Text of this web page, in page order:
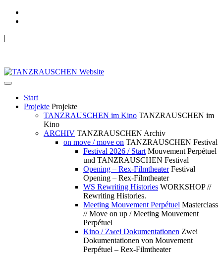
|
Start
Projekte Projekte
TANZRAUSCHEN im Kino TANZRAUSCHEN im
Kino
ARCHIV TANZRAUSCHEN Archiv
on move / move on TANZRAUSCHEN Festival
Festival 2026 / Start Mouvement Perpétuel
und TANZRAUSCHEN Festival
Opening – Rex-Filmtheater Festival
Opening – Rex-Filmtheater
WS Rewriting Histories WORKSHOP //
Rewriting Histories.
Meeting Mouvement Perpétuel Masterclass
// Move on up / Meeting Mouvement
Perpétuel
Kino / Zwei Dokumentationen Zwei
Dokumentationen von Mouvement
Perpétuel – Rex-Filmtheater